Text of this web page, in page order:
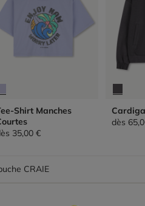
Shirt Manches
35,00 €
dès
CRAIE